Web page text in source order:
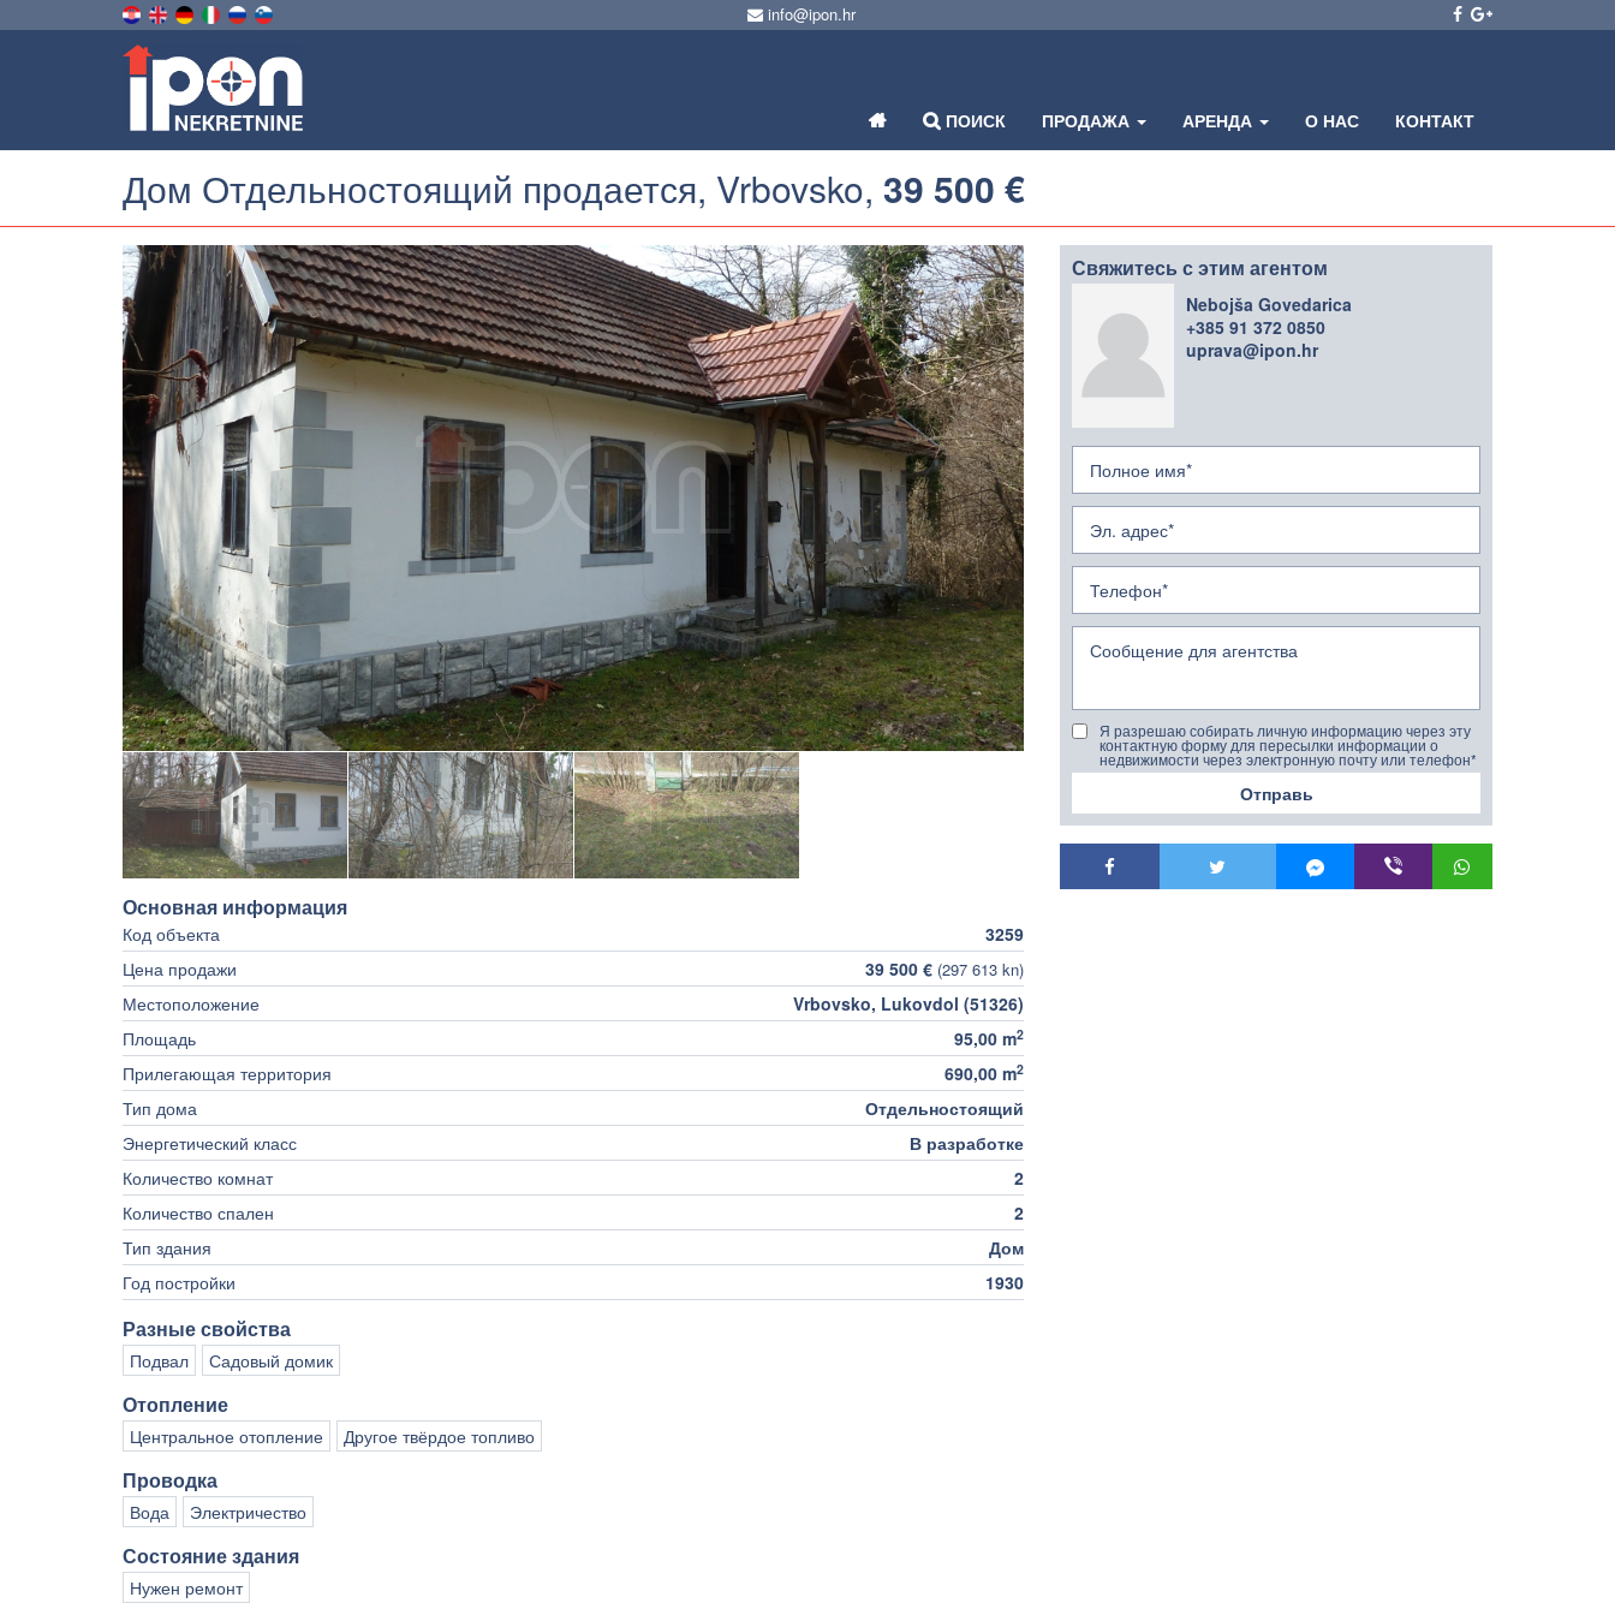
info@ipon.hr
ПОИСК ПРОДАЖА АРЕНДА О НАС КОНТАКТ
Дом Отдельностоящий продается, Vrbovsko, 39 500 €
Основная информация
Код объекта
3259
Цена продажи
39 500 € (297 613 kn)
Местоположение
Vrbovsko, Lukovdol (51326)
Площадь
95,00 m2
Прилегающая территория 690,00 m2
Тип дома
Отдельностоящий
Энергетический класс
В разработке
Количество комнат
2
Количество спален
2
Тип здания
Дом
Год постройки
1930
Разные свойства
Подвал Садовый домик
Отопление
Центральное отопление Другое твёрдое топливо
Проводка
Вода Электричество
Состояние здания
Нужен ремонт
Свяжитесь с этим агентом
Nebojša Govedarica
+385 91 372 0850
uprava@ipon.hr
Я разрешаю собирать личную информацию через эту
контактную форму для пересылки информации о
недвижимости через электронную почту или телефон*
Отправь